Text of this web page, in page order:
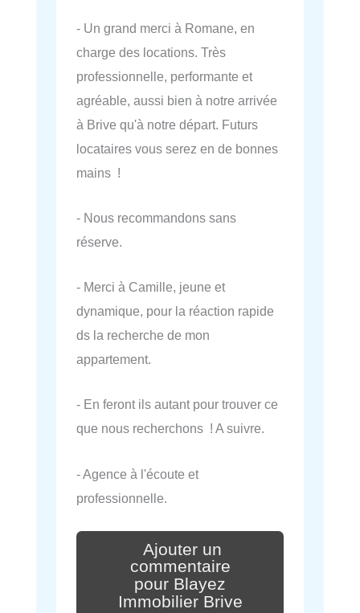
- Un grand merci à Romane, en
charge des locations. Très
professionnelle, performante et
agréable, aussi bien à notre arrivée
à Brive qu'à notre départ. Futurs
locataires vous serez en de bonnes
mains !
- Nous recommandons sans
réserve.
- Merci à Camille, jeune et
dynamique, pour la réaction rapide
ds la recherche de mon
appartement.
- En feront ils autant pour trouver ce
que nous recherchons ! A suivre.
- Agence à l'écoute et
professionnelle.
Ajouter un
commentaire
pour Blayez
Immobilier Brive